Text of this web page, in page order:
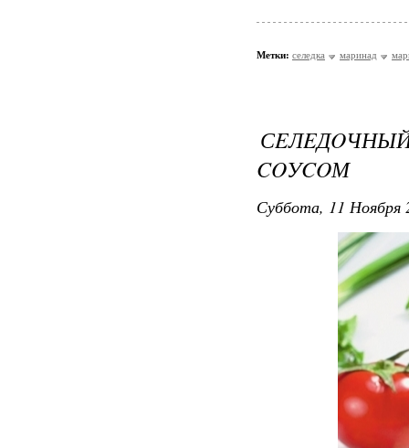
Метки: селедка маринад
COУCOМ
Суббота, 11 Ноября